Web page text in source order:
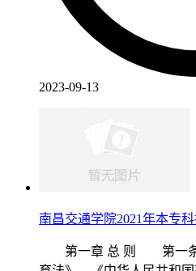
2023-09-13
南昌交通学院2021年本专
第一章 总 则 第一条